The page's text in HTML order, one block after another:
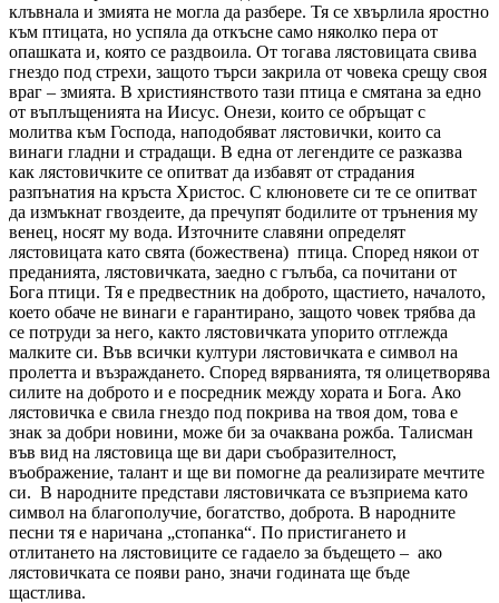
клъвнала и змията не могла да разбере. Тя се хвърлила яростно
към птицата, но успяла да откъсне само няколко пера от
опашката и, която се раздвоила. От тогава лястовицата свива
гнездо под стрехи, защото търси закрила от човека срещу своя
враг – змията. В християнството тази птица е смятана за едно
от въплъщенията на Иисус. Онези, които се обръщат с
молитва към Господа, наподобяват лястовички, които са
винаги гладни и страдащи. В една от легендите се разказва
как лястовичките се опитват да избавят от страдания
разпънатия на кръста Христос. С клюновете си те се опитват
да измъкнат гвоздеите, да пречупят бодилите от трънения му
венец, носят му вода. Източните славяни определят
лястовицата като свята (божествена) птица. Според някои от
преданията, лястовичката, заедно с гълъба, са почитани от
Бога птици. Тя е предвестник на доброто, щастието, началото,
което обаче не винаги е гарантирано, защото човек трябва да
се потруди за него, както лястовичката упорито отглежда
малките си. Във всички култури лястовичката е символ на
пролетта и възраждането. Според вярванията, тя олицетворява
силите на доброто и е посредник между хората и Бога. Ако
лястовичка е свила гнездо под покрива на твоя дом, това е
знак за добри новини, може би за очаквана рожба. Талисман
във вид на лястовица ще ви дари съобразителност,
въображение, талант и ще ви помогне да реализирате мечтите
си. В народните представи лястовичката се възприема като
символ на благополучие, богатство, доброта. В народните
песни тя е наричана „стопанка“. По пристигането и
отлитането на лястовиците се гадаело за бъдещето – ако
лястовичката се появи рано, значи годината ще бъде
щастлива.